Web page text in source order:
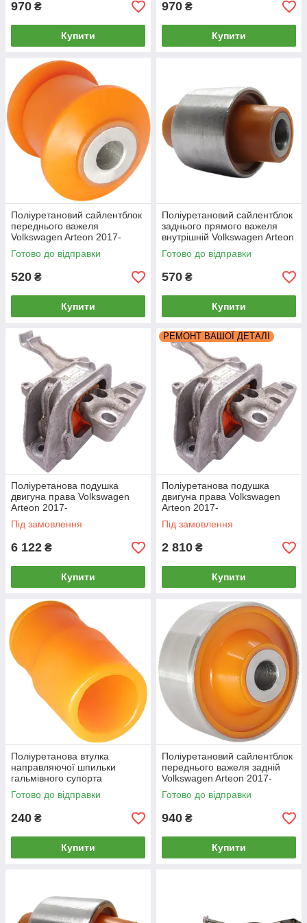
970 ₴
Купити
970 ₴
Купити
Поліуретановий сайлентблок
переднього важеля
Volkswagen Arteon 2017-
Готово до відправки
520 ₴
Купити
Поліуретановий сайлентблок
заднього прямого важеля
внутрішній Volkswagen Arteon
2017-
Готово до відправки
570 ₴
Купити
Поліуретанова подушка
двигуна права Volkswagen
Arteon 2017-
Під замовлення
6 122 ₴
Купити
РЕМОНТ ВАШОЇ ДЕТАЛІ
Поліуретанова подушка
двигуна права Volkswagen
Arteon 2017-
РЕКОНСТРУКЦІЯ ВАШОЇ
Під замовлення
2 810 ₴
Купити
Поліуретанова втулка
направляючої шпильки
гальмівного супорта
Volkswagen Arteon 2017-
Готово до відправки
240 ₴
Купити
Поліуретановий сайлентблок
переднього важеля задній
Volkswagen Arteon 2017-
Готово до відправки
940 ₴
Купити